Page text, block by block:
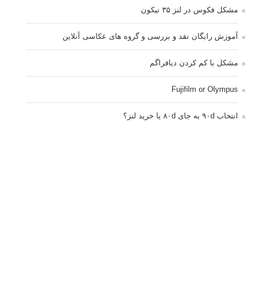
مشکل فکوس در لنز ۳۵ نیکون
آموزش رایگان نقد و بررسی و گروه های عکاسی آنلاین
مشکل با کم کردن دیافراگم
Fujifilm or Olympus
انتخاب ۹۰d به جای ۸۰d یا خرید لنز؟